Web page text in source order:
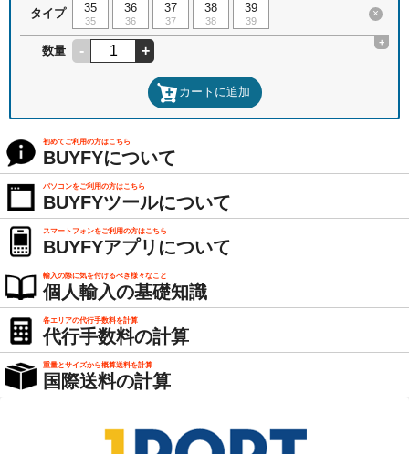
タイプ 35
35
36
36
37
37
38
38
39
39
×
数量 - +
+
カートに追加
初めてご利用の方はこちら
BUYFYについて
パソコンをご利用の方はこちら
BUYFYツールについて
スマートフォンをご利用の方はこちら
BUYFYアプリについて
輸入の際に気を付けるべき様々なこと
個人輸入の基礎知識
各エリアの代行手数料を計算
代行手数料の計算
重量とサイズから概算送料を計算
国際送料の計算